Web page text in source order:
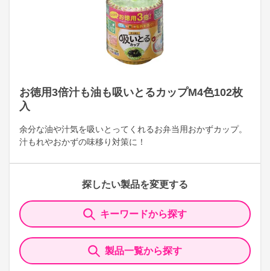
お徳用3倍汁も油も吸いとるカップM4色102枚
入
余分な油や汁気を吸いとってくれるお弁当用おかずカップ。
汁もれやおかずの味移り対策に！
探したい製品を変更する
キーワードから探す
製品一覧から探す